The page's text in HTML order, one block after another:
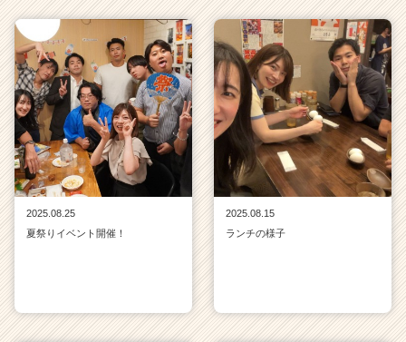
2025.08.25
夏祭りイベント開催！
2025.08.15
ランチの様子